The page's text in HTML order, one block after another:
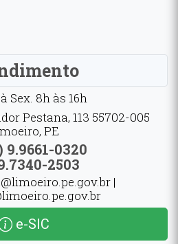
Sex. 8h às 16h
Pestana, 113 55702-005
PE
9.9661-0320
2503
|
e-SIC